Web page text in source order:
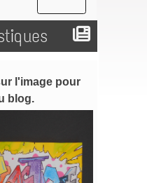
l'image pour
blog.